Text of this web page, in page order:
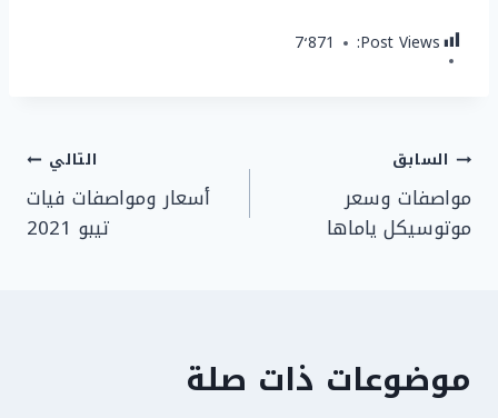
Post Views: 7٬871
تصفّح
المقالات
السابق
مواصفات وسعر
موتوسيكل ياماها
التالي
أسعار ومواصفات فيات
تيبو 2021
موضوعات ذات صلة